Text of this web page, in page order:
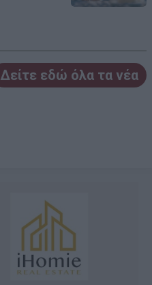
Δείτε εδώ όλα τα νέα